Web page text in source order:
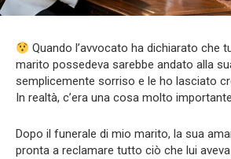
Quando l’avvocato ha dichiarato che
marito possedeva sarebbe andato alla
semplicemente sorriso e le ho lasciato
In realtà, c’era una cosa molto
Dopo il funerale di mio marito, la sua
pronta a reclamare tutto ciò che lui